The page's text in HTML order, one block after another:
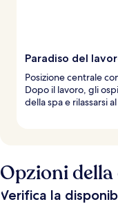
Paradiso del
Posizione centrale
Dopo il lavoro, gli
della spa e rilassarsi al
Opzioni
Verifica la